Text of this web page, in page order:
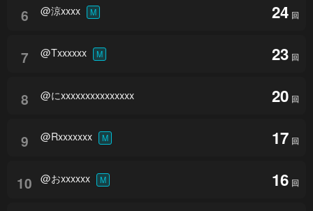
6 @涼xxxx M 24 回
7 @Txxxxxx M 23 回
8 @にxxxxxxxxxxxxxxx 20 回
9 @Rxxxxxxx M 17 回
10 @おxxxxxx M 16 回